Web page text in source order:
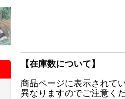
【在庫数について】
商品ページに表示されて
異なりますのでご注意くだ